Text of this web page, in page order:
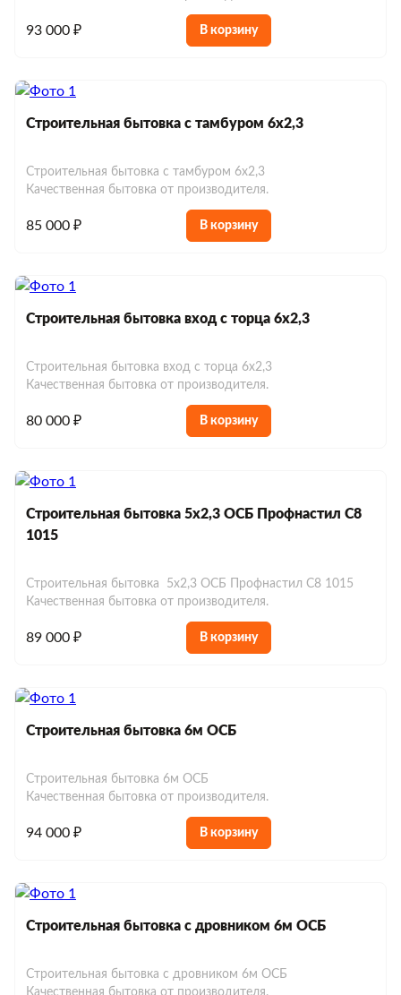
93 000 ₽ В корзину
Строительная бытовка с тамбуром 6х2,3
Строительная бытовка с тамбуром 6х2,3
Качественная бытовка от производителя.
85 000 ₽ В корзину
Строительная бытовка вход с торца 6х2,3
Строительная бытовка вход с торца 6х2,3
Качественная бытовка от производителя.
80 000 ₽ В корзину
Строительная бытовка 5х2,3 ОСБ Профнастил С8
1015
Строительная бытовка 5х2,3 ОСБ Профнастил С8 1015
Качественная бытовка от производителя.
89 000 ₽ В корзину
Строительная бытовка 6м ОСБ
Строительная бытовка 6м ОСБ
Качественная бытовка от производителя.
94 000 ₽ В корзину
Строительная бытовка с дровником 6м ОСБ
Строительная бытовка с дровником 6м ОСБ
Качественная бытовка от производителя.